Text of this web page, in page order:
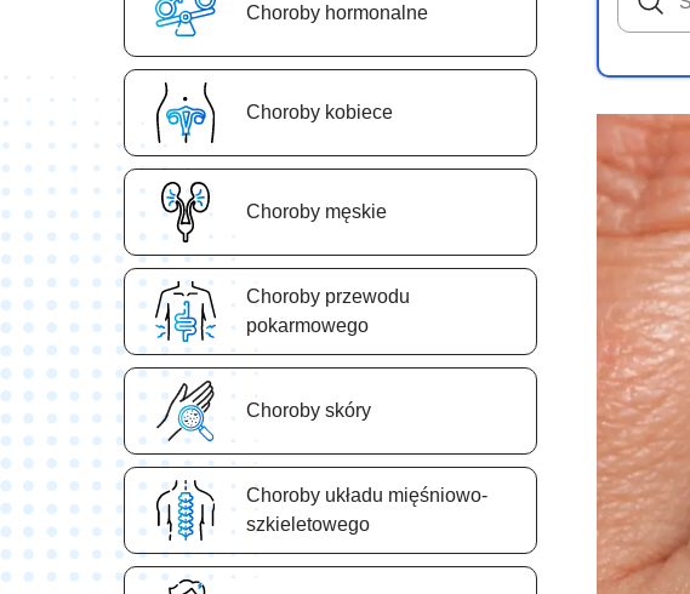
Choroby hormonalne
Choroby kobiece
Choroby męskie
Choroby przewodu
pokarmowego
Choroby skóry
Choroby układu mięśniowo-
szkieletowego